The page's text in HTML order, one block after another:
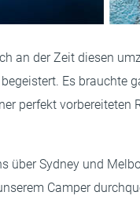
an der Zeit diesen
Es brauchte
perfekt vorbereiteten
über Sydney und
Camper